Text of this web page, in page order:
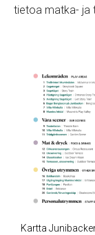
tietoa matka- ja
Kartta